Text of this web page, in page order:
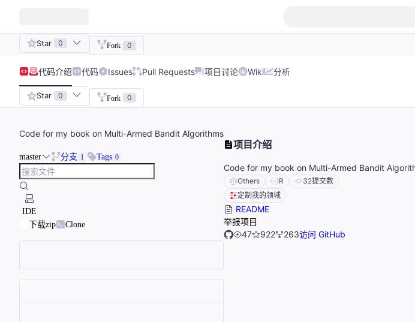
Star 0 Fork 0
代码介绍 代码 Issues Pull Requests 项目讨论 Wiki 分析
Star 0 Fork 0
Code for my book on Multi-Armed Bandit Algorithms
master 分支 1 Tags 0
IDE
下载zip
Clone
项目介绍
Code for my book on Multi-Armed Bandit
Others R 32提交数
定制我的领域
README
举报项目
47
922 263访问 GitHub